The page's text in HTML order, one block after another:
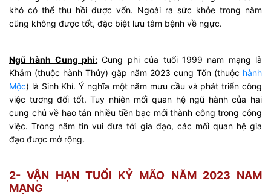
khó có thể thu hồi được vốn. Ngoài ra sức khỏe trong năm
cũng không được tốt, đặc biệt lưu tâm bệnh về ngực.
Ngũ hành Cung phi: Cung phi của tuổi 1999 nam mạng là
Khảm (thuộc hành Thủy) gặp năm 2023 cung Tốn (thuộc hành
Mộc) là Sinh Khí. Ý nghĩa một năm mưu cầu và phát triển công
việc tương đối tốt. Tuy nhiên mối quan hệ ngũ hành của hai
cung chủ về hao tán nhiều tiền bạc mới thành công trong công
việc. Trong năm tin vui đưa tới gia đạo, các mối quan hệ gia
đạo được mở rộng.
2- VẬN HẠN TUỔI KỶ MÃO NĂM 2023 NAM
MẠNG